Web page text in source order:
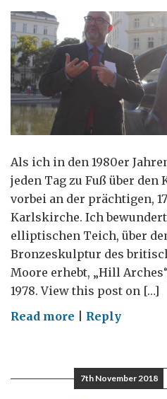
Als ich in den 1980er
jeden Tag zu Fuß über
vorbei an der prächtigen,
Karlskirche. Ich
elliptischen Teich, über
Bronzeskulptur des
Moore erhebt, „Hill
1978. View this post on […]
Read more on
Henry
Moore
Reply
7th November 2018